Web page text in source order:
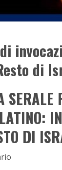
di
SERALE
DI